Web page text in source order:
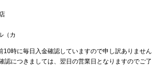
（カ
10時に毎日入金確認していますので申し訳ありません
認につきましては、翌日の営業日となりますのでご了